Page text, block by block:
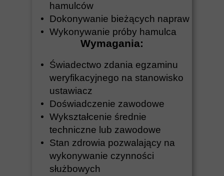
hamulców
Dokonywanie bieżących napraw
Wykonywanie próby hamulca
Wymagania:
Świadectwo zdania egzaminu
weryfikacyjnego na stanowisko
ustawiacz
Doświadczenie zawodowe
Wykształcenie średnie
techniczne lub zawodowe
Stan zdrowia pozwalający na
wykonywanie czynności
służbowych